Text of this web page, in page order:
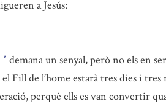
a Jesús:
* demana un senyal, però no els en
Fill de l’home estarà tres dies i
perquè ells es van convertir